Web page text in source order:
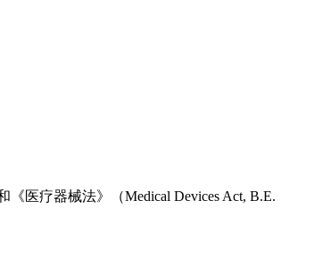
《医疗器械法》（Medical Devices Act, B.E.